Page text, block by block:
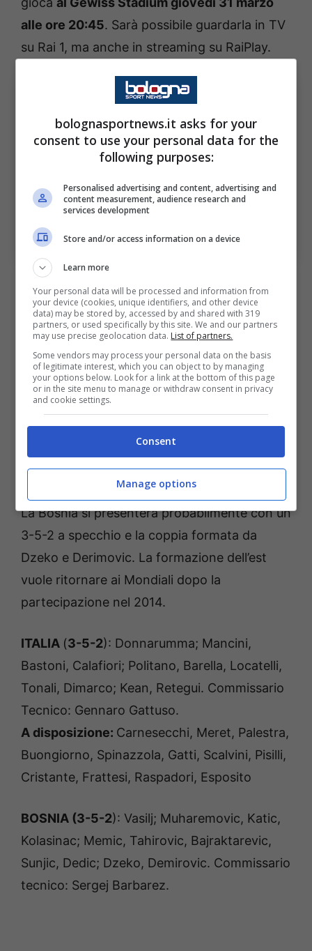
alle ore 20:45. Sarà possibile guardarla in TV
su Rai 1, ma anche in streaming su RaiPlay.
Bosnia-Italia dove vedere in tv e streaming il
match(Foto di Marco Luzzani/Getty Images Via One
Football) Bolognasportnews
Bosnia-Italia, le probabili
formazioni
L’Italia di Gattuso si potrebbero presentare
con un 3-5-2 con Donnarummain porta e
con la difesa comandata dai solitiCalafiori e
Bastoni.A centrocampo ci potrebbero essere
Locatelli, Barella e Tonali.In avanti ci
saranno uasi sicuramenteKean e Retegui
Pio Esposito che scalpita dalla panchina.
La Bosnia si presenterà probabilmente con un
3-5-2 a specchio e la coppia formata da
Dzeko e Derimovic. La formazione dell’est
vuole ritornare ai Mondiali dopo la
partecipazione nel 2014.
ITALIA (3-5-2): Donnarumma; Mancini,
Bastoni, Calafiori; Politano, Barella, Locatelli,
Tonali, Dimarco; Kean, Retegui. Commissario
Tecnico: Gennaro Gattuso.
A disposizione: Carnesecchi, Meret, Palestra,
Buongiorno, Spinazzola, Gatti, Scalvini, Pisilli,
Cristante, Frattesi, Raspadori, Esposito
BOSNIA (3-5-2): Vasilj; Muharemovic, Katic,
Kolasinac; Memic, Tahirovic, Bajraktarevic,
Sunjic, Dedic; Dzeko, Demirovic. Commissario
tecnico: Sergej Barbarez.
bolognasportnews.it asks for your
consent to use your personal data for the
following purposes:
Personalised advertising and content, advertising and
content measurement, audience research and
services development
Store and/or access information on a device
Learn more
Your personal data will be processed and information from
your device (cookies, unique identifiers, and other device
data) may be stored by, accessed by and shared with 319
partners, or used specifically by this site. We and our partners
may use precise geolocation data. List of partners.
Some vendors may process your personal data on the basis
of legitimate interest, which you can object to by managing
your options below. Look for a link at the bottom of this page
or in the site menu to manage or withdraw consent in privacy
and cookie settings.
Consent
Manage options